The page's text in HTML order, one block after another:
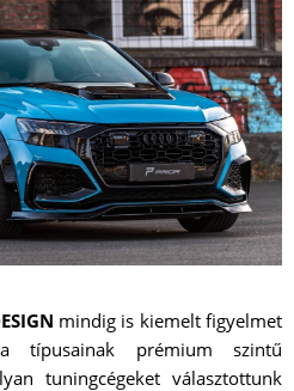
mindig is kiemelt figyelmet
típusainak prémium szintű
tuningcégeket választottunk